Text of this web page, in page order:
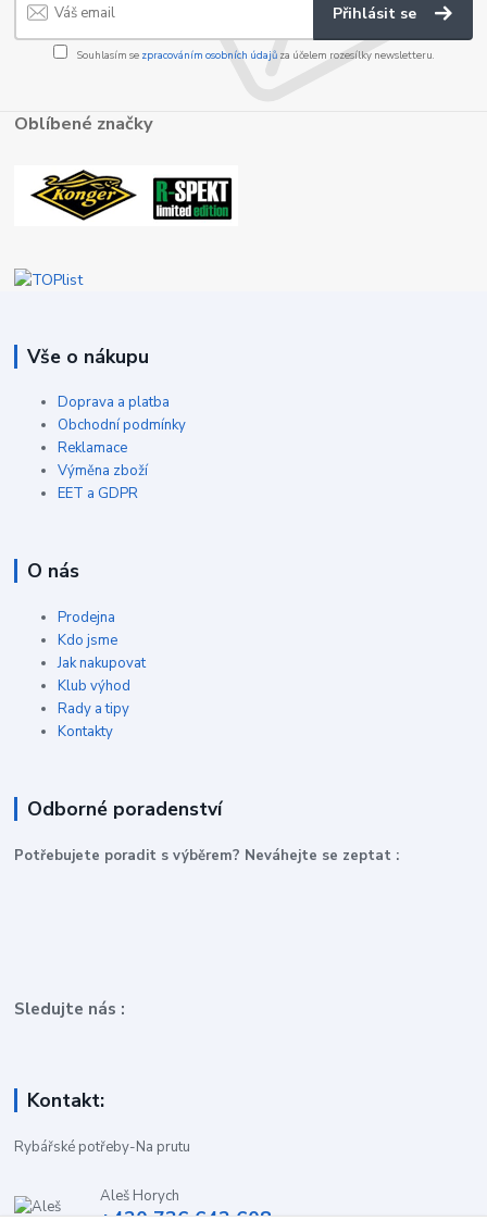
Přihlásit se
Souhlasím se zpracováním osobních údajůza účelem rozesílky newsletteru.
Oblíbené značky
Vše o nákupu
Doprava a platba
Obchodní podmínky
Reklamace
Výměna zboží
EET a GDPR
O nás
Prodejna
Kdo jsme
Jak nakupovat
Klub výhod
Rady a tipy
Kontakty
Odborné poradenství
Potřebujete poradit s výběrem? Neváhejte se zeptat :
Sledujte nás :
Kontakt:
Rybářské potřeby-Na prutu
Aleš Horych